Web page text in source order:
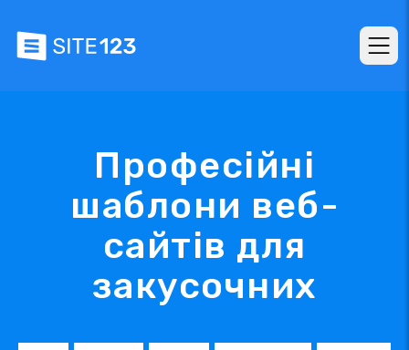
Професійні
шаблони веб-
сайтів для
закусочних